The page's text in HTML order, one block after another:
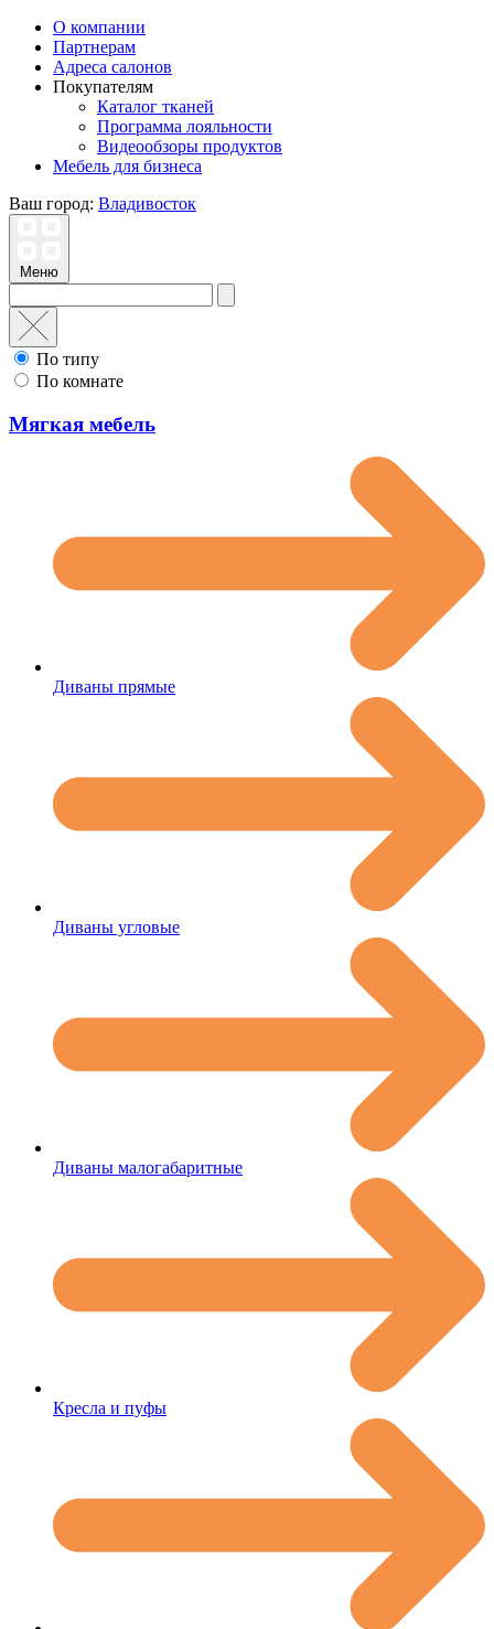
О компании
Партнерам
Адреса салонов
Покупателям
Каталог тканей
Программа лояльности
Видеообзоры продуктов
Мебель для бизнеса
Ваш город: Владивосток
Меню
По типу
По комнате
Мягкая мебель
Диваны прямые
Диваны угловые
Диваны малогабаритные
Кресла и пуфы